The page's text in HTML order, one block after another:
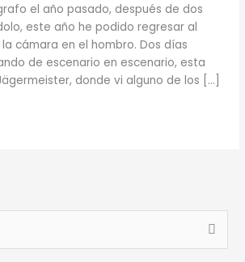
el año pasado, después de dos
este año he podido regresar al
cámara en el hombro. Dos días
de escenario en escenario, esta
donde vi alguno de los […]